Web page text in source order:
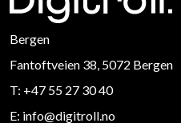
Bergen
Fantoftveien 38, 5072 Bergen
T: +47 55 27 30 40
E: info@digitroll.no